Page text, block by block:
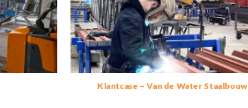
Klantcase – Van de Water Staalbouw